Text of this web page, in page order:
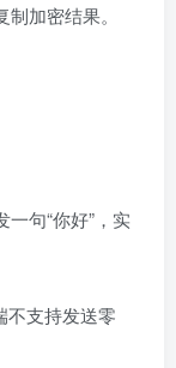
加密结果。
句“你好”，实
不支持发送零